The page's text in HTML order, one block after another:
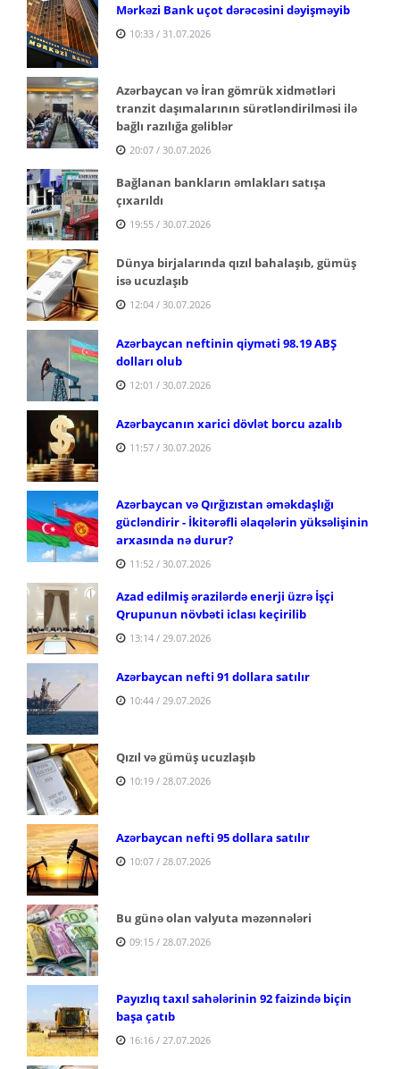
Mərkəzi Bank uçot dərəcəsini dəyişməyib
10:33 / 31.07.2026
Azərbaycan və İran gömrük xidmətləri
tranzit daşımalarının sürətləndirilməsi ilə
bağlı razılığa gəliblər
20:07 / 30.07.2026
Bağlanan bankların əmlakları satışa
çıxarıldı
19:55 / 30.07.2026
Dünya birjalarında qızıl bahalaşıb, gümüş
isə ucuzlaşıb
12:04 / 30.07.2026
Azərbaycan neftinin qiyməti 98.19 ABŞ
dolları olub
12:01 / 30.07.2026
Azərbaycanın xarici dövlət borcu azalıb
11:57 / 30.07.2026
Azərbaycan və Qırğızıstan əməkdaşlığı
gücləndirir - İkitərəfli əlaqələrin yüksəlişinin
arxasında nə durur?
11:52 / 30.07.2026
Azad edilmiş ərazilərdə enerji üzrə İşçi
Qrupunun növbəti iclası keçirilib
13:14 / 29.07.2026
Azərbaycan nefti 91 dollara satılır
10:44 / 29.07.2026
Qızıl və gümüş ucuzlaşıb
10:19 / 28.07.2026
Azərbaycan nefti 95 dollara satılır
10:07 / 28.07.2026
Bu günə olan valyuta məzənnələri
09:15 / 28.07.2026
Payızlıq taxıl sahələrinin 92 faizində biçin
başa çatıb
16:16 / 27.07.2026